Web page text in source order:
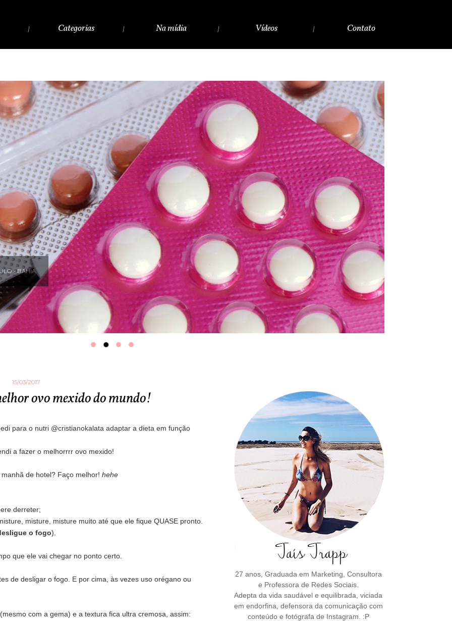
| Categorias | Na mídia | Vídeos | Contato
- BAHIA.
15/03/2017
ovo mexido do mundo!
para o nutri @cristianokalata adaptar a dieta em função
a fazer o melhorrrr ovo mexido!
de hotel? Faço melhor!hehe
derreter;
misture, misture muito até que ele fique QUASE pronto.
o fogo).
que ele vai chegar no ponto certo.
de desligar o fogo. E por cima, às vezes uso orégano ou
com a gema) e a textura fica ultra cremosa, assim:
27 anos, Graduada em Marketing, Consultora
e Professora de Redes Sociais.
Adepta da vida saudável e equilibrada, viciada
em endorfina, defensora da comunicação com
conteúdo e fotógrafa de Instagram. :P